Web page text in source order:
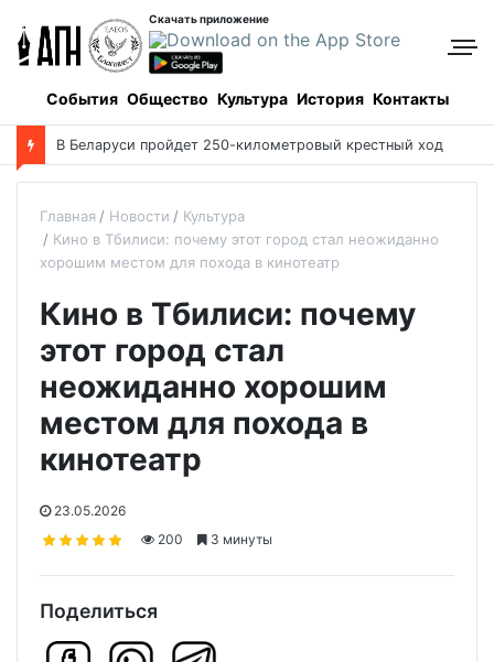
Скачать приложение
События Общество Культура История Контакты
В Беларуси пройдет 250-километровый крестный ход
Главная Новости
Культура
Кино в Тбилиси: почему этот город стал неожиданно
хорошим местом для похода в кинотеатр
Кино в Тбилиси: почему
этот город стал
неожиданно хорошим
местом для похода в
кинотеатр
23.05.2026
200
3 минуты
Поделиться